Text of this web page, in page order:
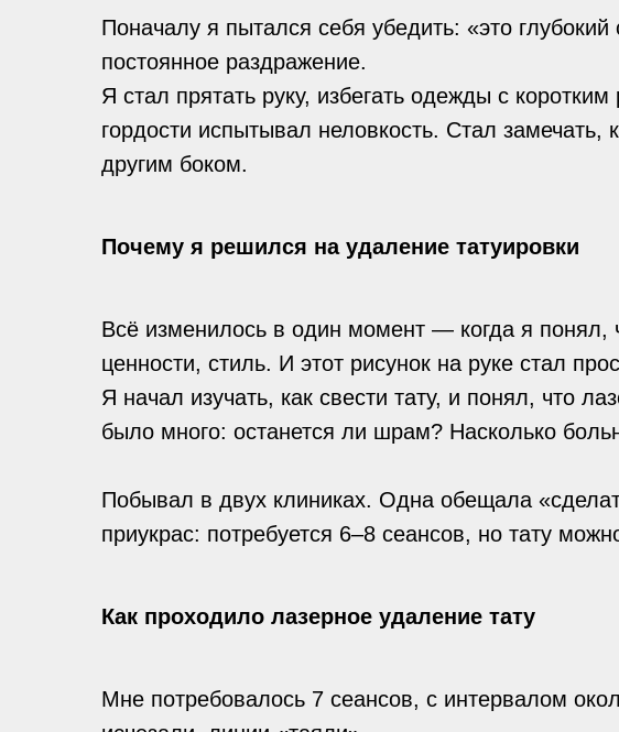
Поначалу я пытался себя убедить: «это
постоянное раздражение.
Я стал прятать руку, избегать одежды с
гордости испытывал неловкость. Стал
другим боком.
Почему я решился на удаление татуировки
Всё изменилось в один момент — когда я
ценности, стиль. И этот рисунок на руке стал
Я начал изучать, как свести тату, и понял, что
было много: останется ли шрам? Насколько
Побывал в двух клиниках. Одна обещала
приукрас: потребуется 6–8 сеансов, но тату
Как проходило лазерное удаление тату
Мне потребовалось 7 сеансов, с интервалом